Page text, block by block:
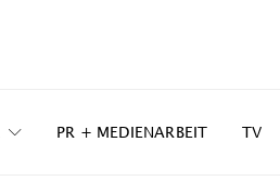
PR + MEDIENARBEIT TV